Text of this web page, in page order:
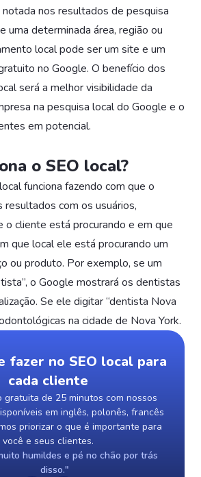
nos resultados de pesquisa
uma determinada área, região ou
local pode ser um site e um
no Google. O benefício dos
será a melhor visibilidade da
na pesquisa local do Google e o
em potencial.
o SEO local?
funciona fazendo com que o
resultados com os usuários,
o cliente está procurando e em que
que local ele está procurando um
ou produto. Por exemplo, se um
o Google mostrará os dentistas
Se ele digitar “dentista Nova
na cidade de Nova York.
fazer no SEO local para
cada cliente
gratuita de 25 minutos com nossos
em inglês, polonês, francês
priorizar o que é importante para
você e seus clientes.
humildes e pé no chão por trás
disso."